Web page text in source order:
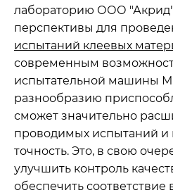
лабораторию ООО
перспективы для
испытаний клеевых
современным
испытательной машины
разнообразию
сможет значительно
проводимых испытаний и
точность. Это, в свою
улучшить контроль
обеспечить